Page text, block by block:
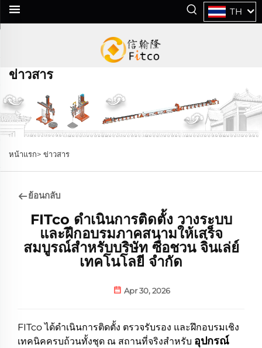
TH
ข่าวสาร
หน้าแรก> ข่าวสาร
ย้อนกลับ
FITco ดำเนินการติดตั้ง วางระบบ
และฝึกอบรมภาคสนามให้เสร็จ
สมบูรณ์สำหรับบริษัท ซื่อชวน จิ่นเล่ย์
เทคโนโลยี จำกัด
Apr 30, 2026
FITco ได้ดำเนินการติดตั้ง ตรวจรับรอง และฝึกอบรมเชิง
เทคนิคครบถ้วนทั้งชุด ณ สถานที่จริงสำหรับ อุปกรณ์